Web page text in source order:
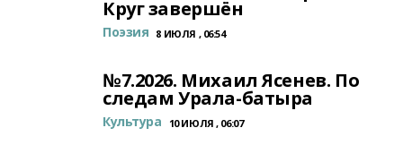
Круг завершён
Поэзия 8 ИЮЛЯ , 06:54
№7.2026. Михаил Ясенев. По
следам Урала-батыра
Культура 10 ИЮЛЯ , 06:07